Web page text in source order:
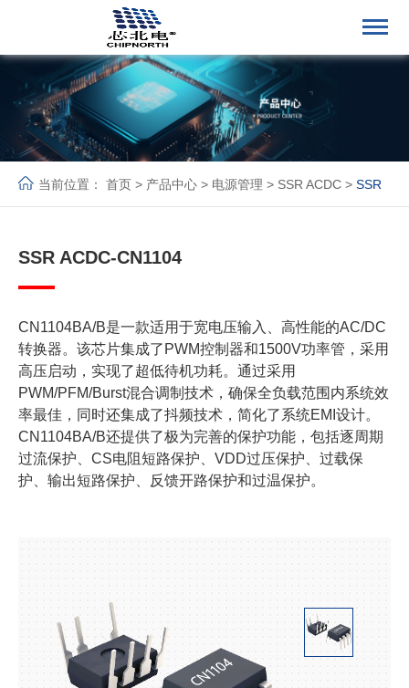
当前位置： 首页 > 产品中心 > 电源管理 > SSR ACDC > SSR
SSR ACDC-CN1104
CN1104BA/B是一款适用于宽电压输入、高性能的AC/DC
转换器。该芯片集成了PWM控制器和1500V功率管，采用
高压启动，实现了超低待机功耗。通过采用
PWM/PFM/Burst混合调制技术，确保全负载范围内系统效
率最佳，同时还集成了抖频技术，简化了系统EMI设计。
CN1104BA/B还提供了极为完善的保护功能，包括逐周期
过流保护、CS电阻短路保护、VDD过压保护、过载保
护、输出短路保护、反馈开路保护和过温保护。